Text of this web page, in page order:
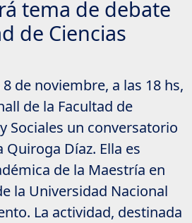
tema de debate
de Ciencias
de noviembre, a las 18 hs,
de la Facultad de
Sociales un conversatorio
Díaz. Ella es
de la Maestría en
la Universidad Nacional
La actividad, destinada